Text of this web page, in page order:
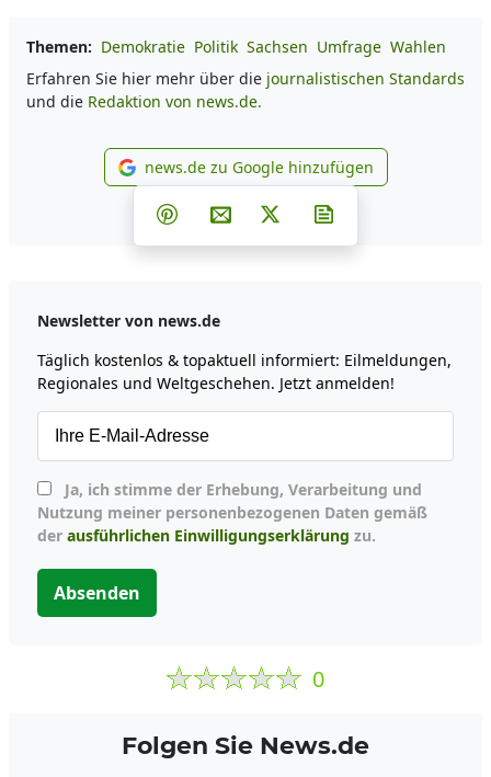
Themen: Demokratie Politik Sachsen Umfrage Wahlen
Erfahren Sie hier mehr über die journalistischen Standards
und die Redaktion von news.de.
news.de zu Google
news.de zu Google hinzufügen
Teilen auf Facebook
Teilen auf Whatsapp
Teilen auf Telegram
Teilen auf Pinterest
Per E-Mail teilen
Post auf X
Newsletter von news.de
Täglich kostenlos & topaktuell informiert: Eilmeldungen,
Regionales und Weltgeschehen. Jetzt anmelden!
Nutzung meiner personenbezogenen Daten gemäß
der ausführlichen Einwilligungserklärung zu.
Absenden
0
Folgen Sie News.de